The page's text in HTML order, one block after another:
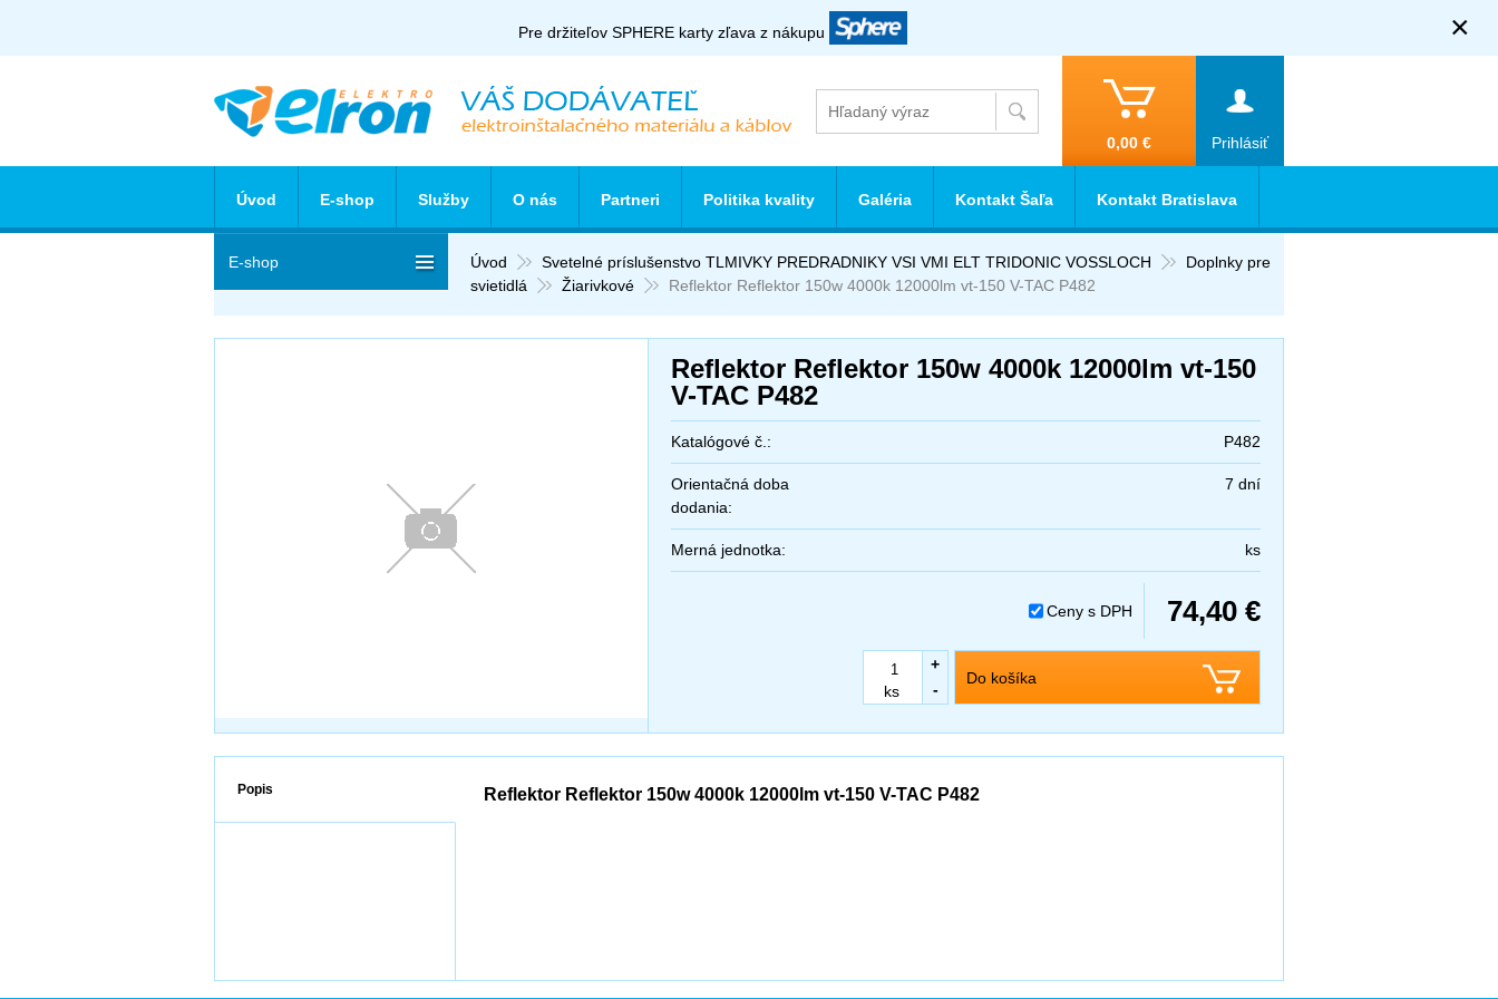
Pre držiteľov SPHERE karty zľava z nákupu ×
Prihlásiť
0,00 €
Úvod Svetelné príslušenstvo TLMIVKY PREDRADNIKY VSI VMI ELT TRIDONIC VOSSLOCH
Doplnky pre
svietidlá
Žiarivkové Reflektor Reflektor 150w 4000k 12000lm vt-150 V-TAC P482
Reflektor Reflektor 150w 4000k 12000lm vt-150
V-TAC P482
Katalógové č.: P482
Orientačná doba
dodania:
7 dní
Merná jednotka: ks
Ceny s DPH 74,40 €
Do košíka
-
ks
+
Popis Reflektor Reflektor 150w 4000k 12000lm vt-150 V-TAC P482
E-shop
Úvod E-shop Služby O nás Partneri Politika kvality Galéria Kontakt Šaľa Kontakt Bratislava